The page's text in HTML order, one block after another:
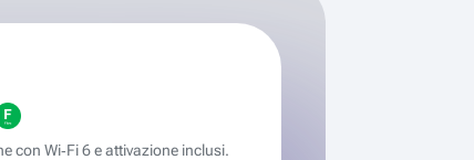
con Wi‑Fi 6 e attivazione inclusi.